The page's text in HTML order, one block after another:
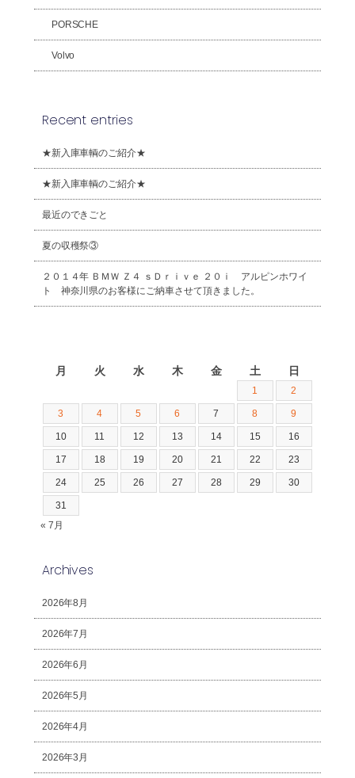
PORSCHE
Volvo
Recent entries
★新入庫車輌のご紹介★
★新入庫車輌のご紹介★
最近のできごと
夏の収穫祭③
２０１４年 ＢＭＷ Ｚ４ ｓＤｒｉｖｅ ２０ｉ アルピンホワイ
ト 神奈川県のお客様にご納車させて頂きました。
月 火 水 木 金 土 日
1 2
3 4 5 6 7 8 9
10 11 12 13 14 15 16
17 18 19 20 21 22 23
24 25 26 27 28 29 30
31
« 7月
Archives
2026年8月
2026年7月
2026年6月
2026年5月
2026年4月
2026年3月